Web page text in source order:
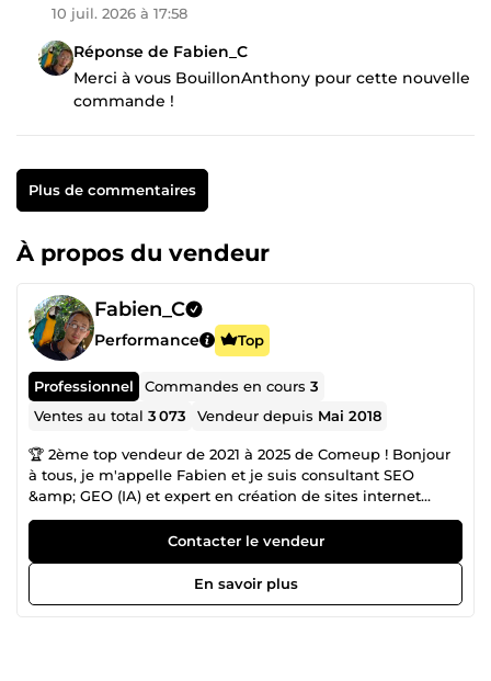
10 juil. 2026 à 17:58
Réponse de Fabien_C
Merci à vous BouillonAnthony pour cette nouvelle
commande !
Plus de commentaires
À propos du vendeur
Fabien_C
Performance Top
Professionnel Commandes en cours3
Ventes au total3 073 Vendeur depuis Mai 2018
🏆 2ème top vendeur de 2021 à 2025 de Comeup ! Bonjour
à tous, je m'appelle Fabien et je suis consultant SEO
&amp; GEO (IA) et expert en création de sites internet
WordPress, avec plus de 15 ans d’expérience dans le
digital. Diplômé en marketing digital, j’accompagne les
entreprises, indépendants et entrepreneurs qui souhaitent
développer leur visibilité sur Google et les intelligences
artificielles comme ChatGPT ou Gemini, attirer davantage
Contacter le vendeur
En savoir plus